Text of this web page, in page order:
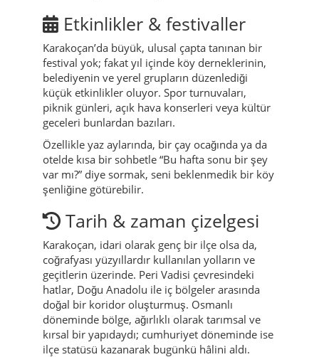
Etkinlikler & festivaller
Karakoçan’da büyük, ulusal çapta tanınan bir
festival yok; fakat yıl içinde köy derneklerinin,
belediyenin ve yerel grupların düzenlediği
küçük etkinlikler oluyor. Spor turnuvaları,
piknik günleri, açık hava konserleri veya kültür
geceleri bunlardan bazıları.
Özellikle yaz aylarında, bir çay ocağında ya da
otelde kısa bir sohbetle “Bu hafta sonu bir şey
var mı?” diye sormak, seni beklenmedik bir köy
şenliğine götürebilir.
Tarih & zaman çizelgesi
Karakoçan, idari olarak genç bir ilçe olsa da,
coğrafyası yüzyıllardır kullanılan yolların ve
geçitlerin üzerinde. Peri Vadisi çevresindeki
hatlar, Doğu Anadolu ile iç bölgeler arasında
doğal bir koridor oluşturmuş. Osmanlı
döneminde bölge, ağırlıklı olarak tarımsal ve
kırsal bir yapıdaydı; cumhuriyet döneminde ise
ilçe statüsü kazanarak bugünkü hâlini aldı.